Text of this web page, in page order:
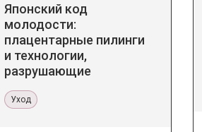
Японский код
молодости:
плацентарные пилинги
и технологии,
разрушающие
Уход